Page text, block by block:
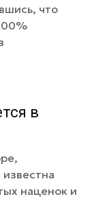
что
в
наценок и